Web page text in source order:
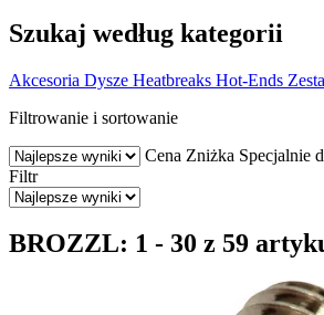
Szukaj według kategorii
Akcesoria Dysze Heatbreaks Hot-Ends
Filtrowanie i sortowanie
Cena Zniżka Specjalnie
Filtr
BROZZL: 1 - 30 z 59